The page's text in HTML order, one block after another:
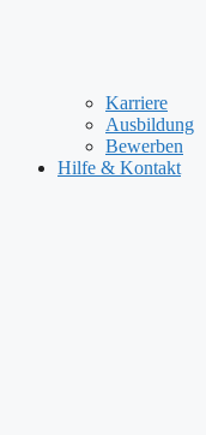
Karriere
Ausbildung
Bewerben
Hilfe & Kontakt